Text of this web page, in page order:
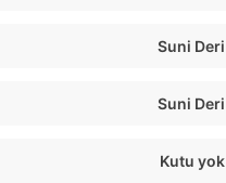
Suni Deri
Suni Deri
Kutu yok